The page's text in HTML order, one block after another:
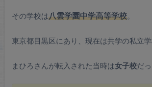
その学校は八雲学園中学高等学校。
東京都目黒区にあり、現在は共学の私立学
まひろさんが転入された当時は女子校だっ